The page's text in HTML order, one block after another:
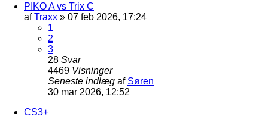
PIKO A vs Trix C
afTraxx » 07 feb 2026, 17:24
1
2
3
28 Svar
4469 Visninger
Seneste indlæg af Søren
30 mar 2026, 12:52
CS3+